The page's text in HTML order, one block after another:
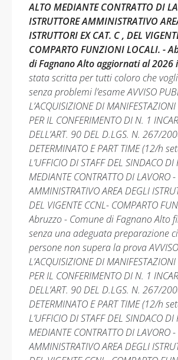
ALTO MEDIANTE CONTRATTO DI
ISTRUTTORE AMMINISTRATIVO
ISTRUTTORI EX CAT. C , DEL
COMPARTO FUNZIONI LOCALI. -
di Fagnano Alto aggiornati al
stata scritta per tutti coloro che
senza problemi l’esame AVVISO
L’ACQUISIZIONE DI MANIFESTAZIONI
PER IL CONFERIMENTO DI N. 1
DELL’ART. 90 DEL D.LGS. N. 267/
DETERMINATO E PART TIME (12/h
L’UFFICIO DI STAFF DEL SINDACO
MEDIANTE CONTRATTO DI LAVORO -
AMMINISTRATIVO AREA DEGLI
DEL VIGENTE CCNL- COMPARTO
Abruzzo - Comune di Fagnano Alto
senza una adeguata preparazione
persone non supera la prova
L’ACQUISIZIONE DI MANIFESTAZIONI
PER IL CONFERIMENTO DI N. 1
DELL’ART. 90 DEL D.LGS. N. 267/
DETERMINATO E PART TIME (12/h
L’UFFICIO DI STAFF DEL SINDACO
MEDIANTE CONTRATTO DI LAVORO -
AMMINISTRATIVO AREA DEGLI